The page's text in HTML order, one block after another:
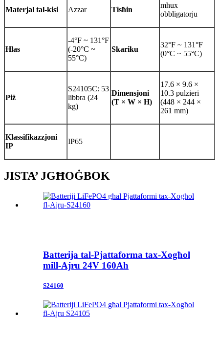
Materjal tal-kisi Azzar Tisħin
mhux
obbligatorju
Ħlas
-4°F ~ 131°F
(-20°C ~
55°C)
Skariku
32°F ~ 131°F
(0°C ~ 55°C)
Piż
S24105C: 53
libbra (24
kg)
Dimensjoni
(T × W × H)
17.6 × 9.6 ×
10.3 pulzieri
(448 × 244 ×
261 mm)
Klassifikazzjoni
IP
IP65
JISTA’ JGĦOĠBOK
Batterija tal-Pjattaforma tax-Xogħol
mill-Ajru 24V 160Ah
S24160